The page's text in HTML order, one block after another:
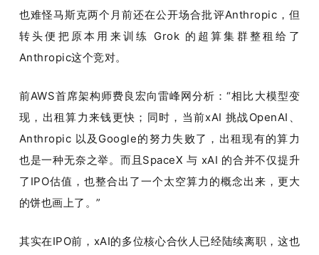
也难怪马斯克两个月前还在公开场合批评Anthropic，但
转头便把原本用来训练 Grok 的超算集群整租给了
Anthropic这个竞对。
前AWS首席架构师费良宏向雷峰网分析：“相比大模型变
现，出租算力来钱更快；同时，当前xAI 挑战OpenAI、
Anthropic 以及Google的努力失败了，出租现有的算力
也是一种无奈之举。而且SpaceX 与 xAI 的合并不仅提升
了IPO估值，也整合出了一个太空算力的概念出来，更大
的饼也画上了。”
其实在IPO前，xAI的多位核心合伙人已经陆续离职，这也